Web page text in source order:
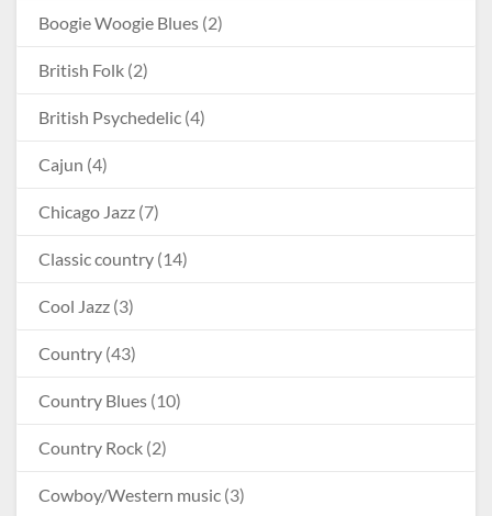
Boogie Woogie Blues (2)
British Folk (2)
British Psychedelic (4)
Cajun (4)
Chicago Jazz (7)
Classic country (14)
Cool Jazz (3)
Country (43)
Country Blues (10)
Country Rock (2)
Cowboy/Western music (3)